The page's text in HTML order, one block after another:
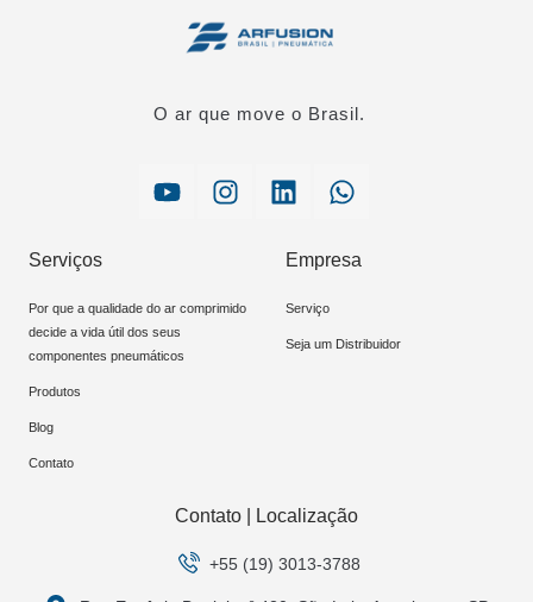
O ar que move o Brasil.
Serviços
Por que a qualidade do ar comprimido
decide a vida útil dos seus
componentes pneumáticos
Produtos
Blog
Contato
Empresa
Serviço
Seja um Distribuidor
Contato | Localização
+55 (19) 3013-3788